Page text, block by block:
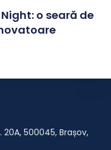
o seară de
500045, Brașov,